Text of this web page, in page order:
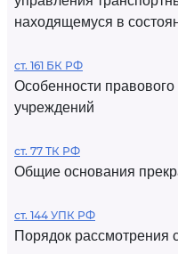
находящемуся в
ст. 161 БК РФ
Особенности
учреждений
ст. 77 ТК РФ
Общие основания
ст. 144 УПК РФ
Порядок рассмотрения